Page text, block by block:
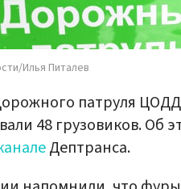
Илья Питалев
патруля ЦОДД
48 грузовиков. Об
Дептранса.